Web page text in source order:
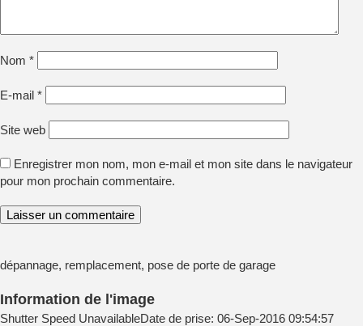
Nom *
E-mail *
Site web
Enregistrer mon nom, mon e-mail et mon site dans le navigateur
pour mon prochain commentaire.
dépannage, remplacement, pose de porte de garage
Information de l'image
Shutter Speed UnavailableDate de prise: 06-Sep-2016 09:54:57